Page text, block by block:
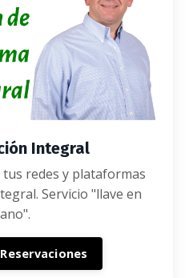
Integral
redes y plataformas
Servicio "llave en